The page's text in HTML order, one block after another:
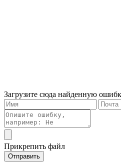
Загрузите сюда найденную
Прикрепить файл
Отправить